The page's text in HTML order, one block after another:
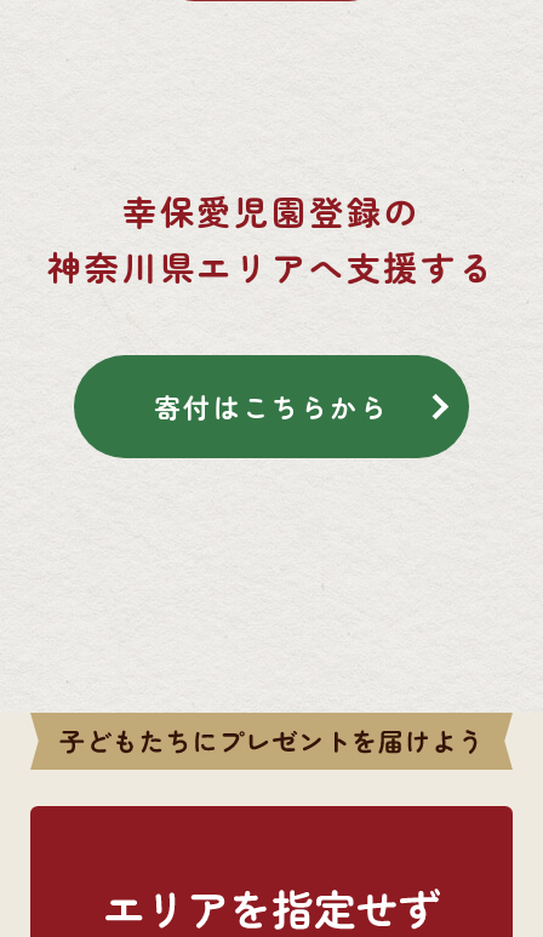
幸保愛児園登録の
神奈川県エリアへ支援する
寄付はこちらから